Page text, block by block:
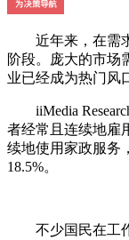
近年来，在需求
阶段。庞大的市场
业已经成为热门风
iiMedia
者经常且连续地雇
续地使用家政服务
18.5%。
不少国民在工作